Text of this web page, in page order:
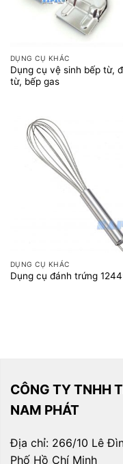
DỤNG CỤ KHÁC
Dụng cụ vệ sinh bếp từ,
từ, bếp gas
DỤNG CỤ KHÁC
Dụng cụ đánh trứng
CÔNG TY TNHH
NAM PHÁT
Địa chỉ: 266/10 Lê
Phố Hồ Chí Minh